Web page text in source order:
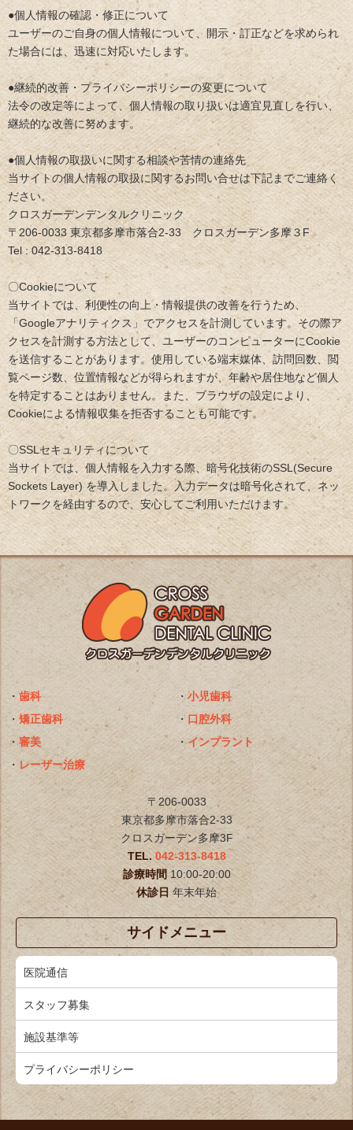
●個人情報の確認・修正について
ユーザーのご自身の個人情報について、開示・訂正などを求められ
た場合には、迅速に対応いたします。
●継続的改善・プライバシーポリシーの変更について
法令の改定等によって、個人情報の取り扱いは適宜見直しを行い、
継続的な改善に努めます。
●個人情報の取扱いに関する相談や苦情の連絡先
当サイトの個人情報の取扱に関するお問い合せは下記までご連絡く
ださい。
クロスガーデンデンタルクリニック
〒206-0033 東京都多摩市落合2-33 クロスガーデン多摩３F
Tel : 042-313-8418
〇Cookieについて
当サイトでは、利便性の向上・情報提供の改善を行うため、
「Googleアナリティクス」でアクセスを計測しています。その際ア
クセスを計測する方法として、ユーザーのコンピューターにCookie
を送信することがあります。使用している端末媒体、訪問回数、閲
覧ページ数、位置情報などが得られますが、年齢や居住地など個人
を特定することはありません。また、ブラウザの設定により、
Cookieによる情報収集を拒否することも可能です。
〇SSLセキュリティについて
当サイトでは、個人情報を入力する際、暗号化技術のSSL(Secure
Sockets Layer) を導入しました。入力データは暗号化されて、ネッ
トワークを経由するので、安心してご利用いただけます。
・歯科 ・ 小児歯科
・ 矯正歯科 ・ 口腔外科
・審美 ・インプラント
・ レーザー治療
〒206-0033
東京都多摩市落合2-33
クロスガーデン多摩3F
TEL. 042-313-8418
診療時間10:00-20:00
休診日年末年始
サイドメニュー
医院通信
スタッフ募集
施設基準等
プライバシーポリシー